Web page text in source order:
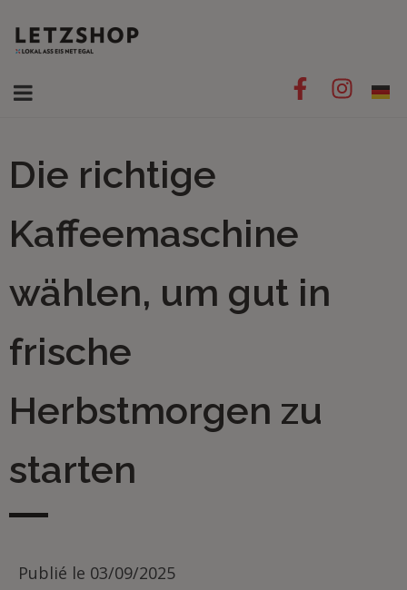
Die richtige
Kaffeemaschine
wählen, um gut in
frische
Herbstmorgen zu
starten
Publié le 03/09/2025